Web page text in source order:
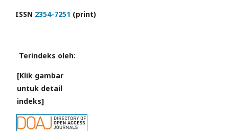
ISSN 2354-7251 (print)
Terindeks oleh:
[Klik gambar
untuk detail
indeks]